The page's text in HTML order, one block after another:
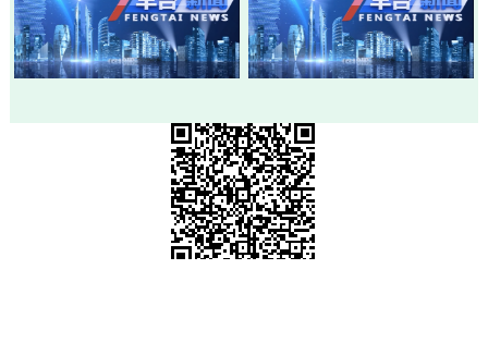
20260730-丰台新闻
20260728-丰台新闻